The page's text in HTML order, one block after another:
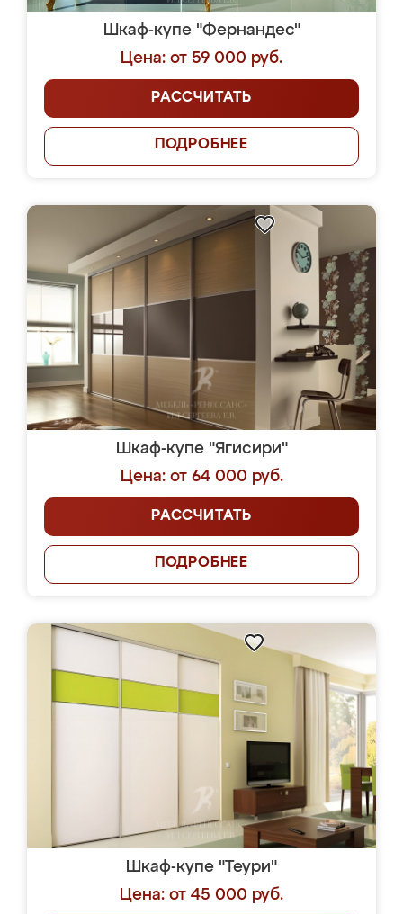
Шкаф-купе "Фернандес"
Цена: от 59 000 руб.
РАССЧИТАТЬ
ПОДРОБНЕЕ
Шкаф-купе "Ягисири"
Цена: от 64 000 руб.
РАССЧИТАТЬ
ПОДРОБНЕЕ
Шкаф-купе "Теури"
Цена: от 45 000 руб.